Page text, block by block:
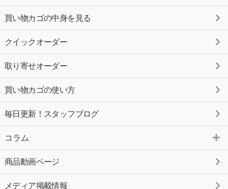
買い物カゴの中身を見る
クイックオーダー
取り寄せオーダー
買い物カゴの使い方
毎日更新！スタッフブログ
コラム
商品動画ページ
メディア掲載情報